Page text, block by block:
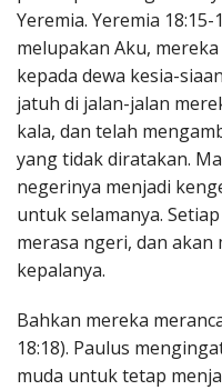
Yeremia. Yeremia
melupakan Aku,
kepada dewa kesia-
jatuh di jalan-jalan
kala, dan telah
yang tidak diratakan.
negerinya menjadi
untuk selamanya.
merasa ngeri, dan
kepalanya.
Bahkan mereka
18:18). Paulus
muda untuk tetap